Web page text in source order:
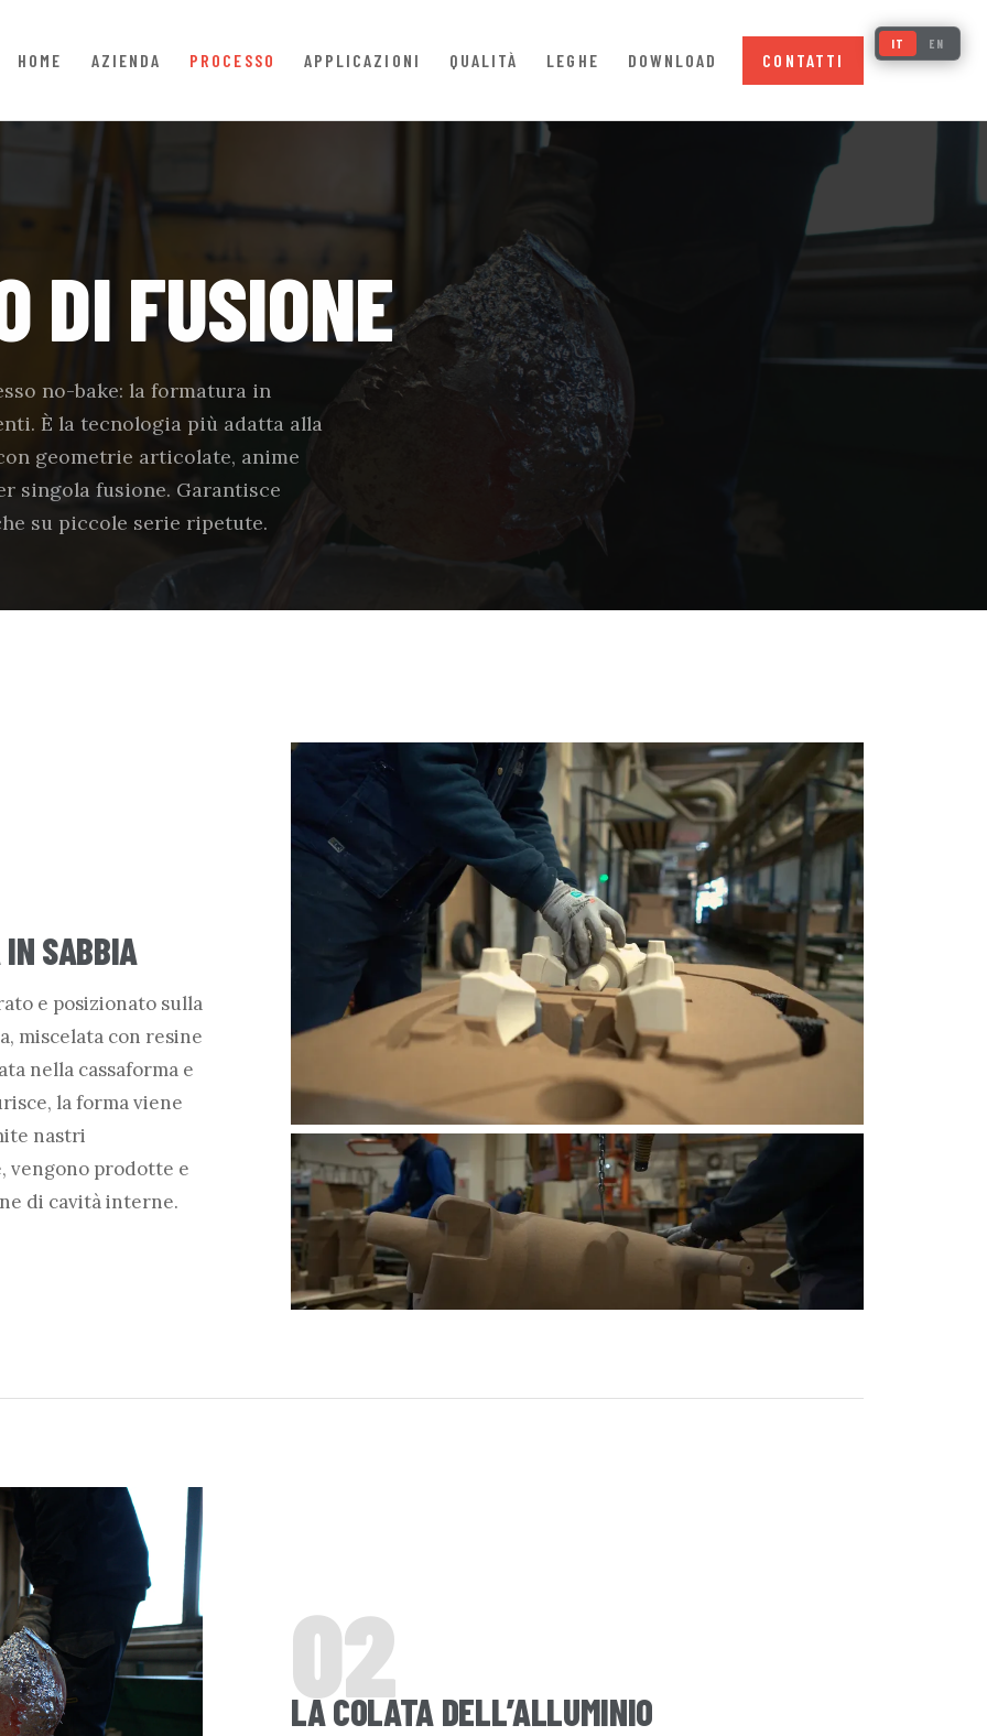
HOME AZIENDA PROCESSO APPLICAZIONI QUALITÀ LEGHE DOWNLOAD CONTATTI
DI FUSIONE
no-bake: la formatura in
È la tecnologia più adatta alla
geometrie articolate, anime
singola fusione. Garantisce
su piccole serie ripetute.
SABBIA
e posizionato sulla
miscelata con resine
nella cassaforma e
la forma viene
nastri
vengono prodotte e
di cavità interne.
02
LA COLATA DELL’ALLUMINIO
IT EN